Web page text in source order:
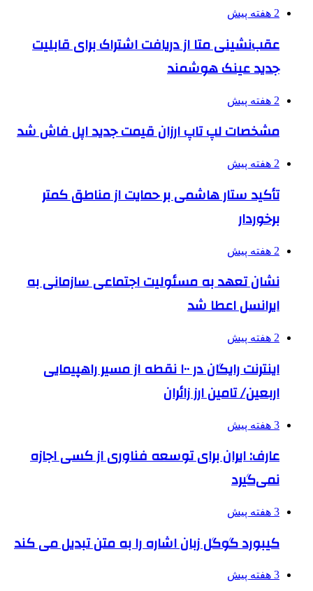
2 هفته پیش
عقب‌نشینی متا از دریافت اشتراک برای قابلیت
جدید عینک هوشمند
2 هفته پیش
مشخصات لپ تاپ ارزان قیمت جدید اپل فاش شد
2 هفته پیش
تأکید ستار هاشمی بر حمایت از مناطق کمتر
برخوردار
2 هفته پیش
نشان تعهد به مسئولیت اجتماعی سازمانی به
ایرانسل اعطا شد
2 هفته پیش
اینترنت رایگان در ۱۰۰ نقطه از مسیر راهپیمایی
اربعین/ تامین ارز زائران
3 هفته پیش
عارف: ایران برای توسعه فناوری از کسی اجازه
نمی‌گیرد
3 هفته پیش
کیبورد گوگل زبان اشاره را به متن تبدیل می کند
3 هفته پیش